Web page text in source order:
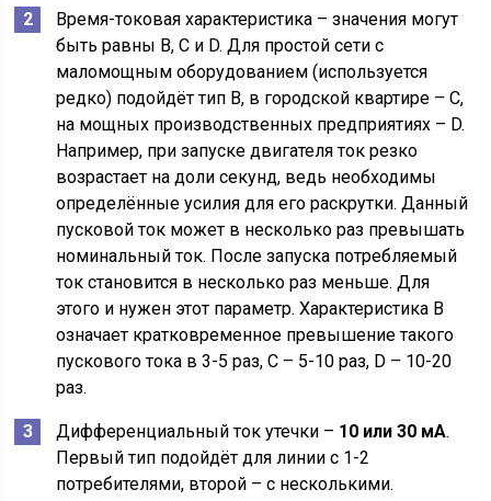
Время-токовая характеристика – значения могут
быть равны B, C и D. Для простой сети с
маломощным оборудованием (используется
редко) подойдёт тип В, в городской квартире – С,
на мощных производственных предприятиях – D.
Например, при запуске двигателя ток резко
возрастает на доли секунд, ведь необходимы
определённые усилия для его раскрутки. Данный
пусковой ток может в несколько раз превышать
номинальный ток. После запуска потребляемый
ток становится в несколько раз меньше. Для
этого и нужен этот параметр. Характеристика B
означает кратковременное превышение такого
пускового тока в 3-5 раз, C – 5-10 раз, D – 10-20
раз.
Дифференциальный ток утечки – 10 или 30 мА.
Первый тип подойдёт для линии с 1-2
потребителями, второй – с несколькими.